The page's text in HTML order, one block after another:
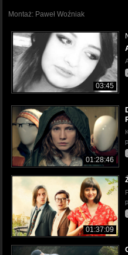
Montaż: Paweł Woźniak
03:45
01:28:46
01:37:09